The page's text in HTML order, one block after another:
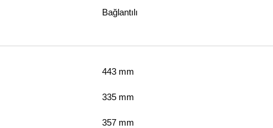
Bağlantılı
443 mm
335 mm
357 mm